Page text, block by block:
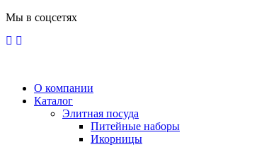
Мы в соцсетях
О компании
Каталог
Элитная посуда
Питейные наборы
Икорницы